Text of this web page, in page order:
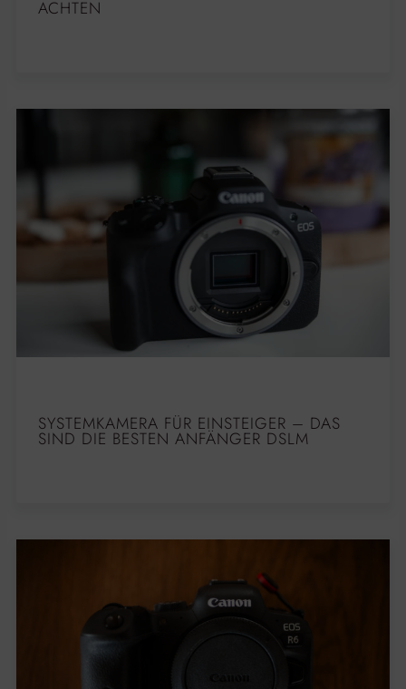
ACHTEN
SYSTEMKAMERA FÜR EINSTEIGER – DAS
SIND DIE BESTEN ANFÄNGER DSLM